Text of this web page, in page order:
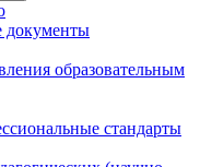
документы
образовательным
стандарты